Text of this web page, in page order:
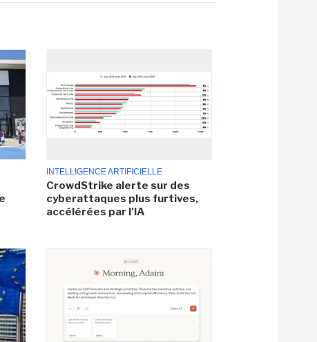
INTELLIGENCE ARTIFICIELLE
CrowdStrike alerte sur des
cyberattaques plus furtives,
accélérées par l'IA